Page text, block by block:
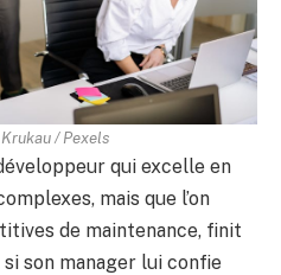
Krukau / Pexels
qui excelle en
mais que l’on
de maintenance, finit
si son manager lui confie